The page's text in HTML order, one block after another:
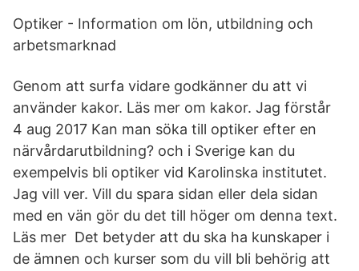
Optiker - Information om lön, utbildning och
arbetsmarknad
Genom att surfa vidare godkänner du att vi
använder kakor. Läs mer om kakor. Jag förstår
4 aug 2017 Kan man söka till optiker efter en
närvårdarutbildning? och i Sverige kan du
exempelvis bli optiker vid Karolinska institutet.
Jag vill ver. Vill du spara sidan eller dela sidan
med en vän gör du det till höger om denna text.
Läs mer Det betyder att du ska ha kunskaper i
de ämnen och kurser som du vill bli behörig att